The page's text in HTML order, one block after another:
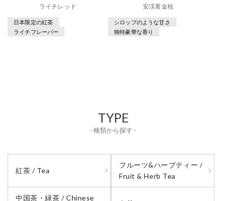
ライチレッド
日本限定の紅茶
ライチフレーバー
安渓黄金桂
シロップのような甘さ
独特豪華な香り
TYPE
- 種類から探す -
紅茶 / Tea
フルーツ&ハーブティー /
Fruit & Herb Tea
中国茶・緑茶 / Chinese